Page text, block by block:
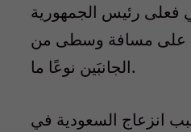
فعلى رئيس الجمهورية
على مسافة وسطى من
الجانبَين نوعًا ما.
انزعاج السعودية في